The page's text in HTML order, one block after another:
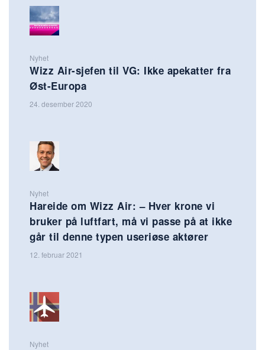
Nyhet
Wizz Air-sjefen til VG: Ikke apekatter fra
Øst-Europa
24. desember 2020
Nyhet
Hareide om Wizz Air: – Hver krone vi
bruker på luftfart, må vi passe på at ikke
går til denne typen useriøse aktører
12. februar 2021
Nyhet